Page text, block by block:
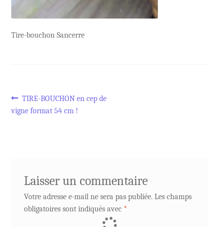
Tire-bouchon Sancerre
Navigation
de
Article
précédent :
TIRE-BOUCHON en cep de
vigne format 54 cm !
Laisser un commentaire
Votre adresse e-mail ne sera pas publiée. Les champs
obligatoires sont indiqués avec *